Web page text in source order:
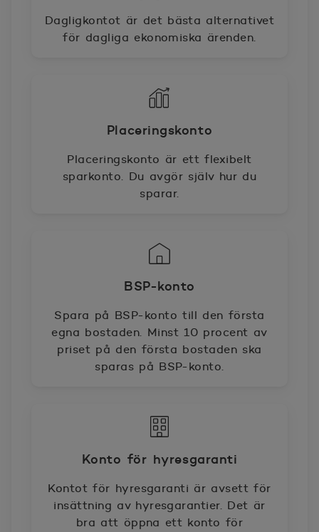
Dagligkontot är det bästa alternativet
för dagliga ekonomiska ärenden.
Placeringskonto
Placeringskonto är ett flexibelt
sparkonto. Du avgör själv hur du
sparar.
BSP-konto
Spara på BSP-konto till den första
egna bostaden. Minst 10 procent av
priset på den första bostaden ska
sparas på BSP-konto.
Konto för hyresgaranti
Kontot för hyresgaranti är avsett för
insättning av hyresgarantier. Det är
bra att öppna ett konto för